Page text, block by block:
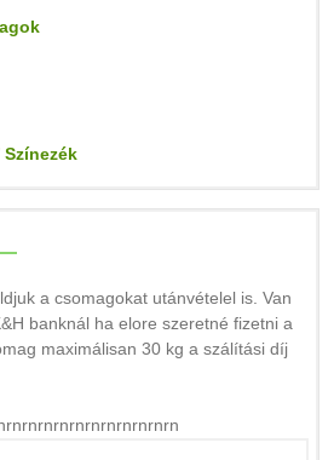
a csomagokat utánvételel is. Van
banknál ha elore szeretné fizetni a
maximálisan 30 kg a szálítási díj